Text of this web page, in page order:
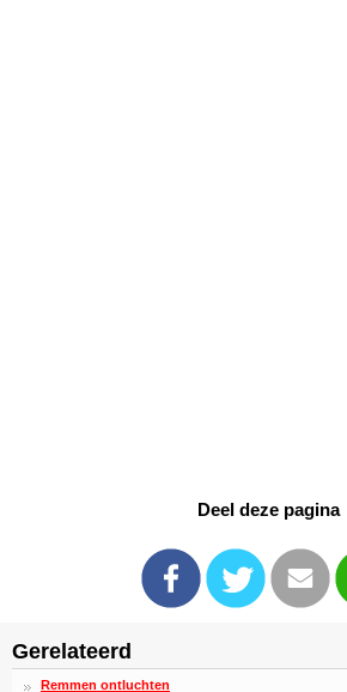
Deel deze pagina
Gerelateerd
Remmen ontluchten